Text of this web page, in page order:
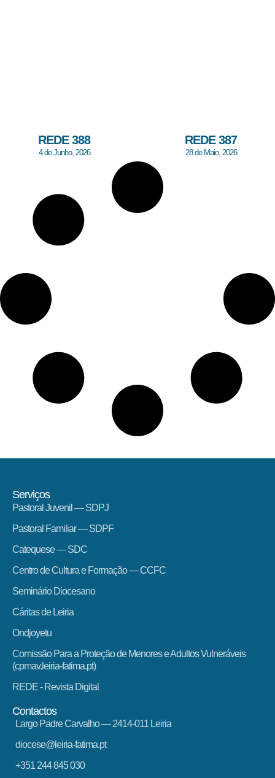
REDE 388
4 de Junho, 2026
REDE 387
28 de Maio, 2026
Serviços
Pastoral Juvenil — SDPJ
Pastoral Familiar — SDPF
Catequese — SDC
Centro de Cultura e Formação — CCFC
Seminário Diocesano
Cáritas de Leiria
Ondjoyetu
Comissão Para a Proteção de Menores e Adultos Vulneráveis
(cpmav.leiria-fatima.pt)
REDE - Revista Digital
Contactos
Largo Padre Carvalho — 2414-011 Leiria
diocese@leiria-fatima.pt
+351 244 845 030